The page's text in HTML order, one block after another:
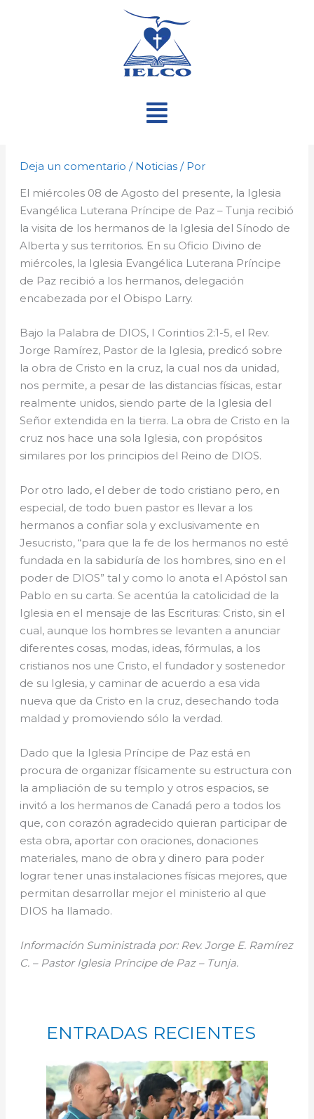
Menú
Deja un comentario / Noticias / Por
El miércoles 08 de Agosto del presente, la Iglesia
Evangélica Luterana Príncipe de Paz – Tunja recibió
la visita de los hermanos de la Iglesia del Sínodo de
Alberta y sus territorios. En su Oficio Divino de
miércoles, la Iglesia Evangélica Luterana Príncipe
de Paz recibió a los hermanos, delegación
encabezada por el Obispo Larry.
Bajo la Palabra de DIOS, I Corintios 2:1-5, el Rev.
Jorge Ramírez, Pastor de la Iglesia, predicó sobre
la obra de Cristo en la cruz, la cual nos da unidad,
nos permite, a pesar de las distancias físicas, estar
realmente unidos, siendo parte de la Iglesia del
Señor extendida en la tierra. La obra de Cristo en la
cruz nos hace una sola Iglesia, con propósitos
similares por los principios del Reino de DIOS.
Por otro lado, el deber de todo cristiano pero, en
especial, de todo buen pastor es llevar a los
hermanos a confiar sola y exclusivamente en
Jesucristo, “para que la fe de los hermanos no esté
fundada en la sabiduría de los hombres, sino en el
poder de DIOS” tal y como lo anota el Apóstol san
Pablo en su carta. Se acentúa la catolicidad de la
Iglesia en el mensaje de las Escrituras: Cristo, sin el
cual, aunque los hombres se levanten a anunciar
diferentes cosas, modas, ideas, fórmulas, a los
cristianos nos une Cristo, el fundador y sostenedor
de su Iglesia, y caminar de acuerdo a esa vida
nueva que da Cristo en la cruz, desechando toda
maldad y promoviendo sólo la verdad.
Dado que la Iglesia Príncipe de Paz está en
procura de organizar físicamente su estructura con
la ampliación de su templo y otros espacios, se
invitó a los hermanos de Canadá pero a todos los
que, con corazón agradecido quieran participar de
esta obra, aportar con oraciones, donaciones
materiales, mano de obra y dinero para poder
lograr tener unas instalaciones físicas mejores, que
permitan desarrollar mejor el ministerio al que
DIOS ha llamado.
Información Suministrada por: Rev. Jorge E. Ramírez
C. – Pastor Iglesia Príncipe de Paz – Tunja.
ENTRADAS RECIENTES